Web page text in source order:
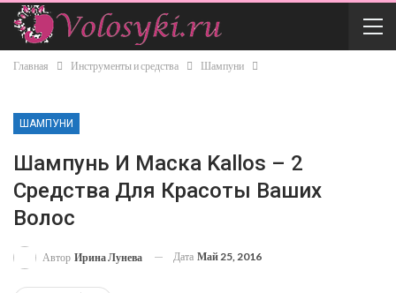
Главная Инструменты и средства Шампуни
ШАМПУНИ
Шампунь И Маска Kallos – 2
Средства Для Красоты Ваших
Волос
Автор Ирина Лунева Дата Май 25, 2016